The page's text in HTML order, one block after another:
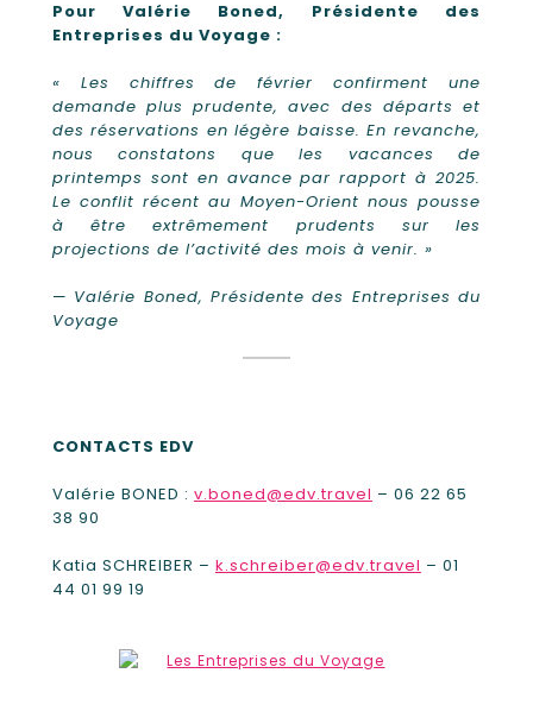
Pour Valérie Boned, Présidente des
Entreprises du Voyage :
« Les chiffres de février confirment une
demande plus prudente, avec des départs et
des réservations en légère baisse. En revanche,
nous constatons que les vacances de
printemps sont en avance par rapport à 2025.
Le conflit récent au Moyen-Orient nous pousse
à être extrêmement prudents sur les
projections de l’activité des mois à venir. »
— Valérie Boned, Présidente des Entreprises du
Voyage
CONTACTS EDV
Valérie BONED : v.boned@edv.travel – 06 22 65
38 90
Katia SCHREIBER – k.schreiber@edv.travel – 01
44 01 99 19